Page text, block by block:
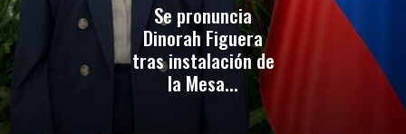
Se pronuncia
Dinorah Figuera
tras instalación de
la Mesa...